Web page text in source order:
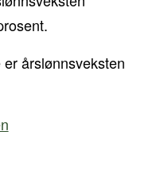
årslønnsveksten